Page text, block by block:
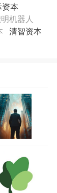
资本
机器人
清智资本